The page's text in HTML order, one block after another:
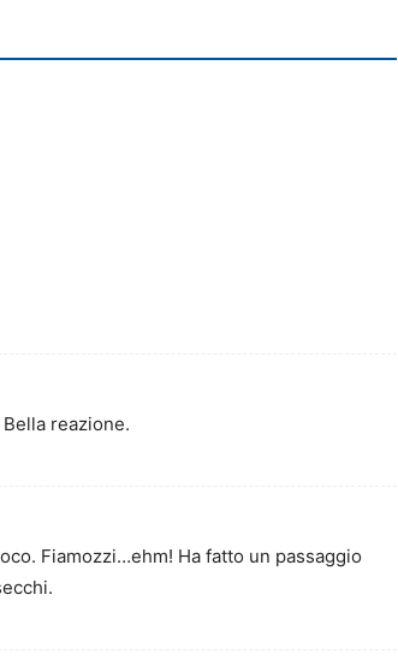
reazione.
Fiamozzi…ehm! Ha fatto un passaggio